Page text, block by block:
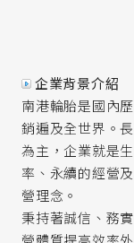
企業背景介紹
南港輪胎是國內
銷遍及全世界。
為主，企業就是
率、永續的經營
營理念。
秉持著誠信、務